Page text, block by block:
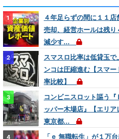
４年足らずの間に１１店
売却、経営ホールは残り
減少す...
スマスロ比率は低貸玉で
ンコは圧縮進む【スマー
率比較】
コンビニスロット謳う『
ッパー木場店』【エリ
東京都...
「ｅ 無職転生」が１万